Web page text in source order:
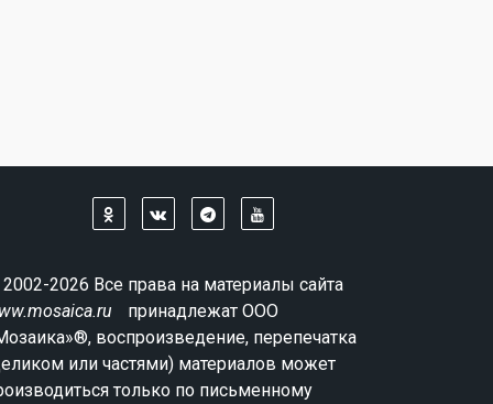
2026 Все права на материалы сайта
принадлежат ООО
воспроизведение, перепечатка
или частями) материалов может
только по письменному